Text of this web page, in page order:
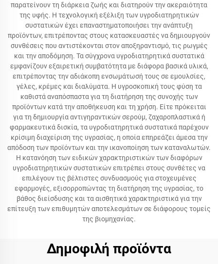
παρατείνουν τη διάρκεια ζωής και διατηρούν την ακεραιότητα
της υφής. Η τεχνολογική εξέλιξη των υγροδιατηρητικών
συστατικών έχει επαναστηματοποιήσει την ανάπτυξη
προϊόντων, επιτρέποντας στους κατασκευαστές να δημιουργούν
συνθέσεις που αντιστέκονται στον αποξηραντισμό, τις ρωγμές
και την αποδόμηση. Τα σύγχρονα υγροδιατηρητικά συστατικά
εμφανίζουν εξαιρετική συμβατότητα με διάφορα βασικά υλικά,
επιτρέποντας την αδιάκοπη ενσωμάτωσή τους σε εμουλσίες,
γέλες, κρέμες και διαλύματα. Η υγροσκοπική τους φύση τα
καθιστά αναπόσπαστα για τη διατήρηση της συνοχής των
προϊόντων κατά την αποθήκευση και τη χρήση. Είτε πρόκειται
για τη δημιουργία αντιγηραντικών σερούμ, ζαχαροπλαστικά ή
φαρμακευτικά δισκία, τα υγροδιατηρητικά συστατικά παρέχουν
κρίσιμη διαχείριση της υγρασίας, η οποία επηρεάζει άμεσα την
απόδοση των προϊόντων και την ικανοποίηση των καταναλωτών.
Η κατανόηση των ειδικών χαρακτηριστικών των διαφόρων
υγροδιατηρητικών συστατικών επιτρέπει στους συνθέτες να
επιλέγουν τις βέλτιστες συνδυασμούς για στοχευμένες
εφαρμογές, εξισορροπώντας τη διατήρηση της υγρασίας, το
βάθος διείσδυσης και τα αισθητικά χαρακτηριστικά για την
επίτευξη των επιθυμητών αποτελεσμάτων σε διάφορους τομείς
της βιομηχανίας.
Δημοφιλή προϊόντα